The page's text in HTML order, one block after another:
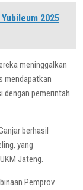
2025
meninggalkan
mendapatkan
dengan pemerintah
berhasil
yang
Jateng.
Pemprov